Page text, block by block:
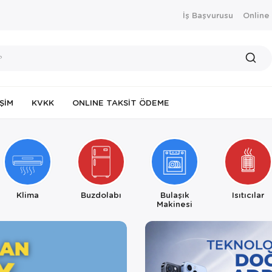
İş Başvurusu
KVKK ONLINE TAKSIT ÖDEME
Klima Buzdolabı
Bulaşık
Makinesi
Isıtıcılar